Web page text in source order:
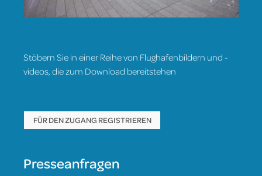
Stöbern Sie in einer Reihe von Flughafenbildern und -
videos, die zum Download bereitstehen
FÜR DEN ZUGANG REGISTRIEREN
Presseanfragen